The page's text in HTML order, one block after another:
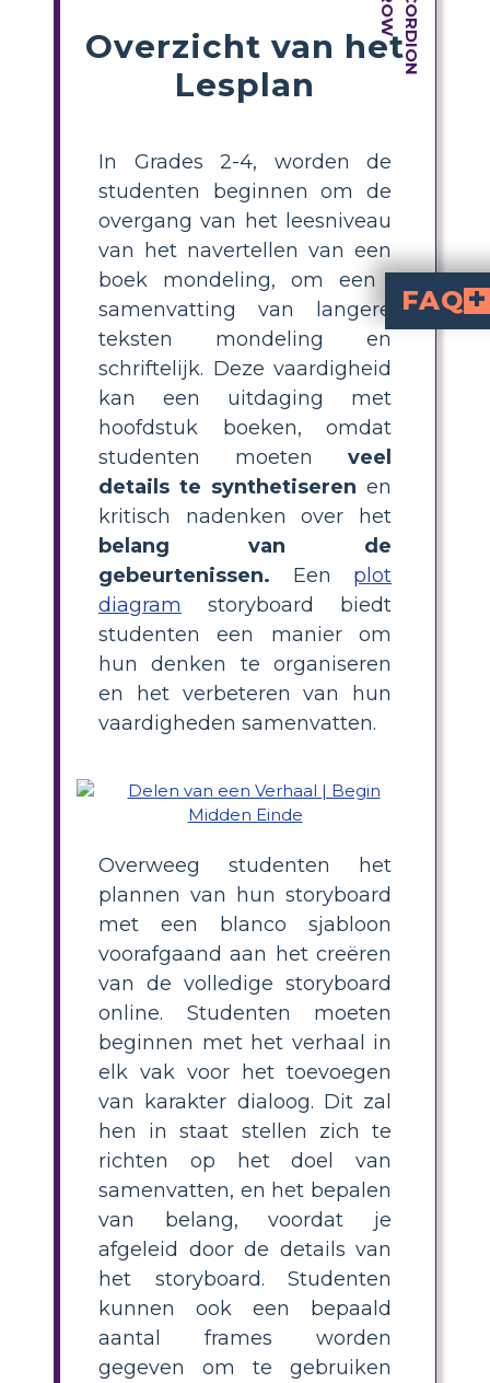
Overzicht van het
Lesplan
In Grades 2-4, worden de
studenten beginnen om de
overgang van het leesniveau
van het navertellen van een
boek mondeling, om een ​​
samenvatting van langere
teksten mondeling en
schriftelijk. Deze vaardigheid
kan een uitdaging met
hoofdstuk boeken, omdat
studenten moeten veel
details te synthetiseren en
kritisch nadenken over het
belang van de
gebeurtenissen. Een plot
diagram storyboard biedt
studenten een manier om
hun denken te organiseren
en het verbeteren van hun
vaardigheden samenvatten.
Overweeg studenten het
plannen van hun storyboard
met een blanco sjabloon
voorafgaand aan het creëren
van de volledige storyboard
online. Studenten moeten
beginnen met het verhaal in
elk vak voor het toevoegen
van karakter dialoog. Dit zal
hen in staat stellen zich te
richten op het doel van
samenvatten, en het bepalen
van belang, voordat je
afgeleid door de details van
het storyboard. Studenten
kunnen ook een bepaald
aantal frames worden
gegeven om te gebruiken
FAQ